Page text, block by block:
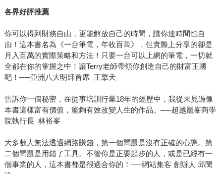
各界好評推薦
你可以得到財務自由，更能解放自己的時間，讓你連時間也自
由！這本書名為《一台筆電，年收百萬》，但實際上分享的卻是
月入百萬的實際策略和方法！只要一台可以上網的筆電，一切就
全都在你的掌握之中！讓Terry老師帶領你創造自己的財富王國
吧！──亞洲八大明師首席 王擎天
告訴你一個秘密，在從事培訓行業18年的經歷中，我從未見過像
本書這樣富有價值，能夠有效改變人生的作品。──超越巔峯商學
院執行長 林裕峯
大多數人無法透過網路賺錢，第一個問題是沒有正確的心態。第
二個問題是用錯了工具。不管你是正要起步的人，或是已經有一
個事業的人，這本書都是很適合你的！──網站集客 創辦人 邱閔